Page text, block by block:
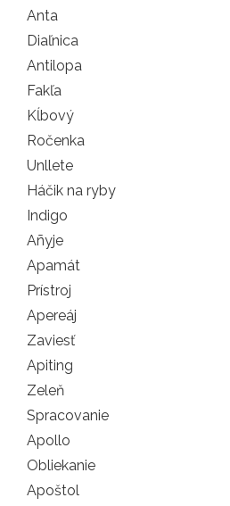
Anta
Diaľnica
Antilopa
Fakľa
Kĺbový
Ročenka
Unllete
Háčik na ryby
Indigo
Añyje
Apamát
Prístroj
Apereáj
Zaviesť
Apiting
Zeleň
Spracovanie
Apollo
Obliekanie
Apoštol